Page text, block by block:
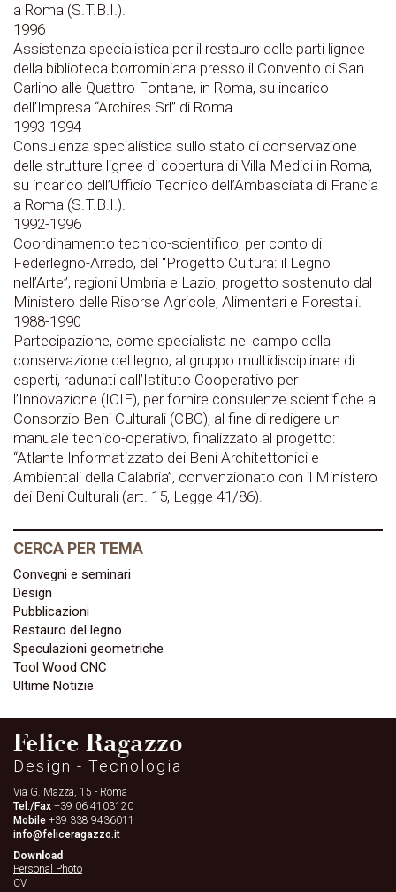
a Roma (S.T.B.I.).
1996
Assistenza specialistica per il restauro delle parti lignee
della biblioteca borrominiana presso il Convento di San
Carlino alle Quattro Fontane, in Roma, su incarico
dell’Impresa “Archires Srl” di Roma.
1993-1994
Consulenza specialistica sullo stato di conservazione
delle strutture lignee di copertura di Villa Medici in Roma,
su incarico dell’Ufficio Tecnico dell’Ambasciata di Francia
a Roma (S.T.B.I.).
1992-1996
Coordinamento tecnico-scientifico, per conto di
Federlegno-Arredo, del “Progetto Cultura: il Legno
nell’Arte”, regioni Umbria e Lazio, progetto sostenuto dal
Ministero delle Risorse Agricole, Alimentari e Forestali.
1988-1990
Partecipazione, come specialista nel campo della
conservazione del legno, al gruppo multidisciplinare di
esperti, radunati dall’Istituto Cooperativo per
l’Innovazione (ICIE), per fornire consulenze scientifiche al
Consorzio Beni Culturali (CBC), al fine di redigere un
manuale tecnico-operativo, finalizzato al progetto:
“Atlante Informatizzato dei Beni Architettonici e
Ambientali della Calabria”, convenzionato con il Ministero
dei Beni Culturali (art. 15, Legge 41/86).
CERCA PER TEMA
Convegni e seminari
Design
Pubblicazioni
Restauro del legno
Speculazioni geometriche
Tool Wood CNC
Ultime Notizie
Felice Ragazzo
Design - Tecnologia
Via G. Mazza, 15 - Roma
Tel./Fax +39 06 4103120
Mobile +39 338 9436011
info@feliceragazzo.it
Download
Personal Photo
CV